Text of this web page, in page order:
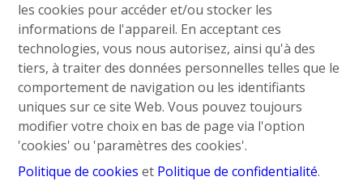
les cookies pour accéder et/ou stocker les
informations de l'appareil. En acceptant ces
technologies, vous nous autorisez, ainsi qu'à des
tiers, à traiter des données personnelles telles que le
comportement de navigation ou les identifiants
uniques sur ce site Web. Vous pouvez toujours
modifier votre choix en bas de page via l'option
'cookies' ou 'paramètres des cookies'.
Politique de cookies et Politique de confidentialité.
Demande d'informations